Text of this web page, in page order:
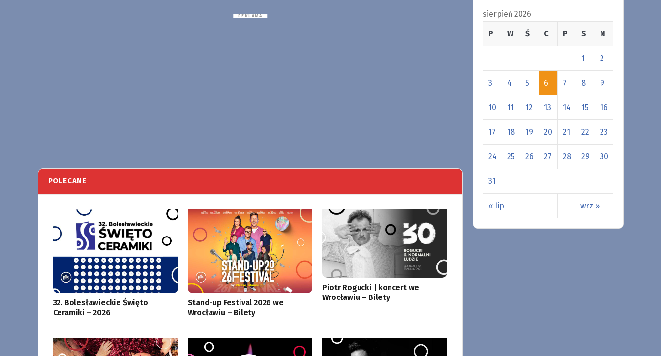
POLECANE
32. Bolesławieckie Święto
Ceramiki – 2026
Stand-up Festival 2026 we
Wrocławiu – Bilety
Piotr Rogucki | koncert we
Wrocławiu – Bilety
sierpień 2026
P W Ś C P S N
« lip wrz »
1 2
3 4 5 6 7 8 9
10 11 12 13 14 15 16
17 18 19 20 21 22 23
24 25 26 27 28 29 30
31